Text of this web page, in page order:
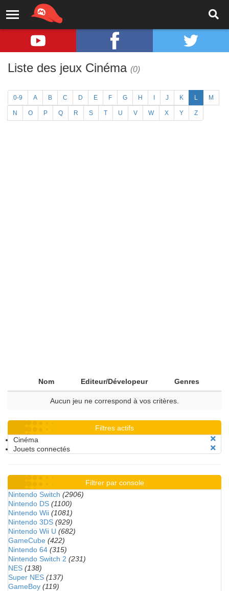
Liste des jeux Cinéma (0)
0-9 A B C D E F G H J K L M
N O P Q R S T U V W X Y Z
Nom Editeur/Dévelopeur Genres
Aucun jeu ne correspond à vos critères.
Filtres actifs
Cinéma
Jouets connectés
Filtrer par console
Nintendo Switch (2906)
Nintendo DS (1100)
Nintendo Wii (1081)
Nintendo 3DS (929)
Nintendo Wii U (682)
GameCube (422)
Nintendo 64 (315)
Nintendo Switch 2 (231)
NES (138)
Super NES (137)
GameBoy (119)